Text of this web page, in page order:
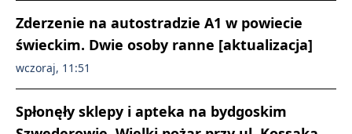
Zderzenie na autostradzie A1 w powiecie
świeckim. Dwie osoby ranne [aktualizacja]
wczoraj, 11:51
Spłonęły sklepy i apteka na bydgoskim